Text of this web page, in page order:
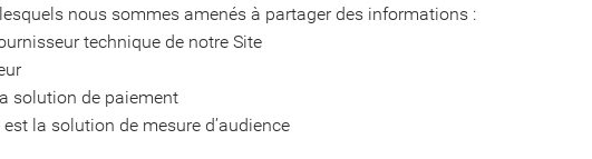
nous sommes amenés à partager des informations :
technique de notre Site
solution de paiement
la solution de mesure d’audience